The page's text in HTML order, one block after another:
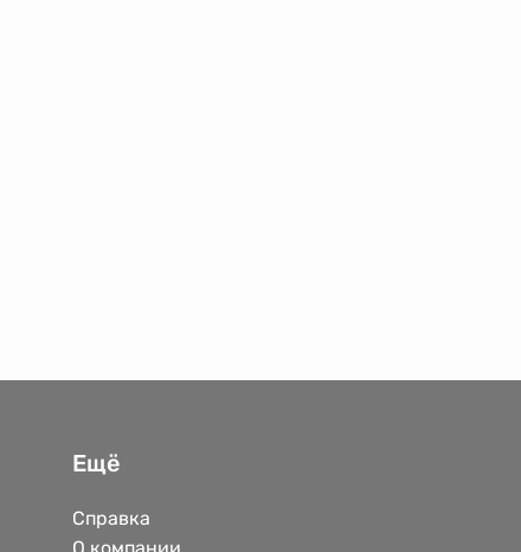
Ещё
Справка